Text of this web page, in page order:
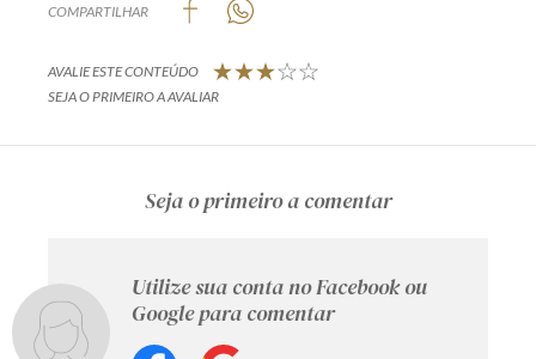
COMPARTILHAR
AVALIE ESTE CONTEÚDO
SEJA O PRIMEIRO A AVALIAR
Seja o primeiro a comentar
Utilize sua conta no Facebook ou
Google para comentar